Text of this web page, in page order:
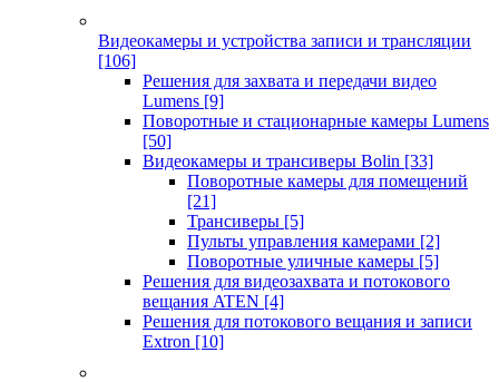
Видеокамеры и устройства записи и трансляции
[106]
Решения для захвата и передачи видео
Lumens [9]
Поворотные и стационарные камеры Lumens
[50]
Видеокамеры и трансиверы Bolin [33]
Поворотные камеры для помещений
[21]
Трансиверы [5]
Пульты управления камерами [2]
Поворотные уличные камеры [5]
Решения для видеозахвата и потокового
вещания ATEN [4]
Решения для потокового вещания и записи
Extron [10]